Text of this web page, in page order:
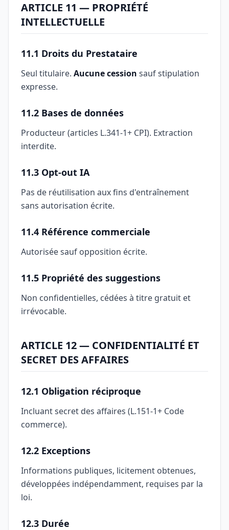
ARTICLE 11 — PROPRIÉTÉ
INTELLECTUELLE
11.1 Droits du Prestataire
Seul titulaire. Aucune cession sauf stipulation
expresse.
11.2 Bases de données
Producteur (articles L.341-1+ CPI). Extraction
interdite.
11.3 Opt-out IA
Pas de réutilisation aux fins d'entraînement
sans autorisation écrite.
11.4 Référence commerciale
Autorisée sauf opposition écrite.
11.5 Propriété des suggestions
Non confidentielles, cédées à titre gratuit et
irrévocable.
ARTICLE 12 — CONFIDENTIALITÉ ET
SECRET DES AFFAIRES
12.1 Obligation réciproque
Incluant secret des affaires (L.151-1+ Code
commerce).
12.2 Exceptions
Informations publiques, licitement obtenues,
développées indépendamment, requises par la
loi.
12.3 Durée